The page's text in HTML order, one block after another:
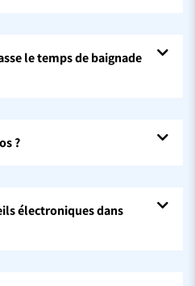
le temps de baignade
?
électroniques dans